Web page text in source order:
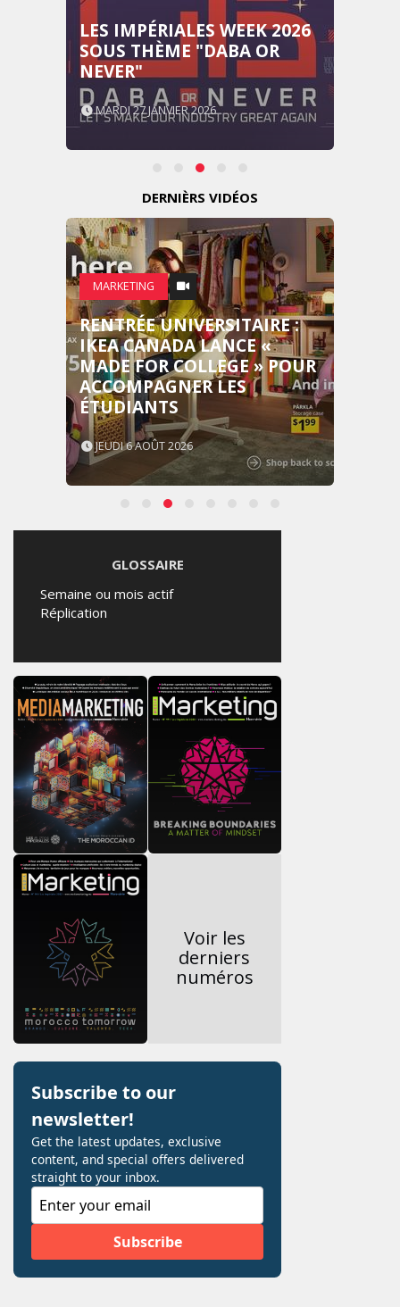
LES IMPÉRIALES WEEK 2026
SOUS THÈME "DABA OR
NEVER"
MARDI 27 JANVIER 2026
DERNIÈRS VIDÉOS
MARKETING
RENTRÉE UNIVERSITAIRE :
IKEA CANADA LANCE «
MADE FOR COLLEGE » POUR
ACCOMPAGNER LES
ÉTUDIANTS
JEUDI 6 AOÛT 2026
GLOSSAIRE
Semaine ou mois actif
Réplication
Voir les
derniers
numéros